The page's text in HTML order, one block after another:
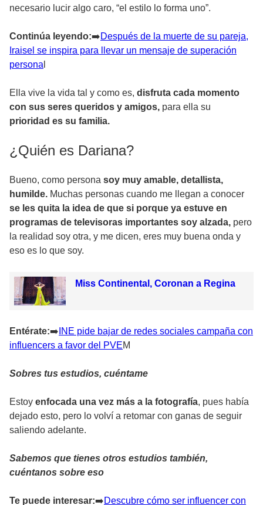
necesario lucir algo caro, “el estilo lo forma uno”.
Continúa leyendo:➡️Después de la muerte de su pareja,
Iraisel se inspira para llevar un mensaje de superación
persona
Ella vive la vida tal y como es, disfruta cada momento
con sus seres queridos y amigos, para ella su
prioridad es su familia.
¿Quién es Dariana?
Bueno, como persona soy muy amable, detallista,
humilde. Muchas personas cuando me llegan a conocer
se les quita la idea de que si porque ya estuve en
programas de televisoras importantes soy alzada, pero
la realidad soy otra, y me dicen, eres muy buena onda y
eso es lo que soy.
Miss Continental, Coronan a Regina
Entérate:➡ ️INE pide bajar de redes sociales campaña con
influencers a favor del PVEM
Sobres tus estudios, cuéntame
Estoy enfocada una vez más a la fotografía, pues había
dejado esto, pero lo volví a retomar con ganas de seguir
saliendo adelante.
Sabemos que tienes otros estudios también,
cuéntanos sobre eso
Te puede interesar:➡️Descubre cómo ser influencer con